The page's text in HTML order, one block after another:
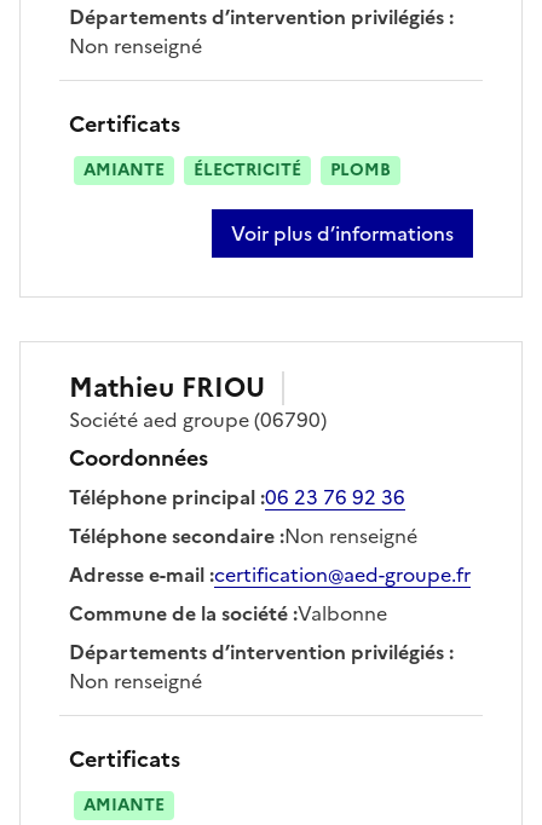
Départements d’intervention privilégiés:
Non renseigné
Certificats
AMIANTE ÉLECTRICITÉ PLOMB
Voir plus d’informations
sur paul verzilli
Mathieu FRIOU
Société aed groupe(06790)
Coordonnées
Téléphone principal:06 23 76 92 36
Téléphone secondaire:Non renseigné
Adresse e-mail:certification@aed-groupe.fr
Commune de la société:Valbonne
Départements d’intervention privilégiés:
Non renseigné
Certificats
AMIANTE